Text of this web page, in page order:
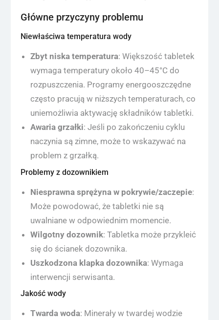
Główne przyczyny problemu
Niewłaściwa temperatura wody
Zbyt niska temperatura: Większość tabletek
wymaga temperatury około 40–45°C do
rozpuszczenia. Programy energooszczędne
często pracują w niższych temperaturach, co
uniemożliwia aktywację składników tabletki.
Awaria grzałki: Jeśli po zakończeniu cyklu
naczynia są zimne, może to wskazywać na
problem z grzałką.
Problemy z dozownikiem
Niesprawna sprężyna w pokrywie/zaczepie:
Może powodować, że tabletki nie są
uwalniane w odpowiednim momencie.
Wilgotny dozownik: Tabletka może przykleić
się do ścianek dozownika.
Uszkodzona klapka dozownika: Wymaga
interwencji serwisanta.
Jakość wody
Twarda woda: Minerały w twardej wodzie